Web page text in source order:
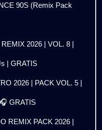
90S (Remix Pack
2026 | VOL. 8 |
| GRATIS
2026 | PACK VOL. 5 |
GRATIS
REMIX PACK 2026 |